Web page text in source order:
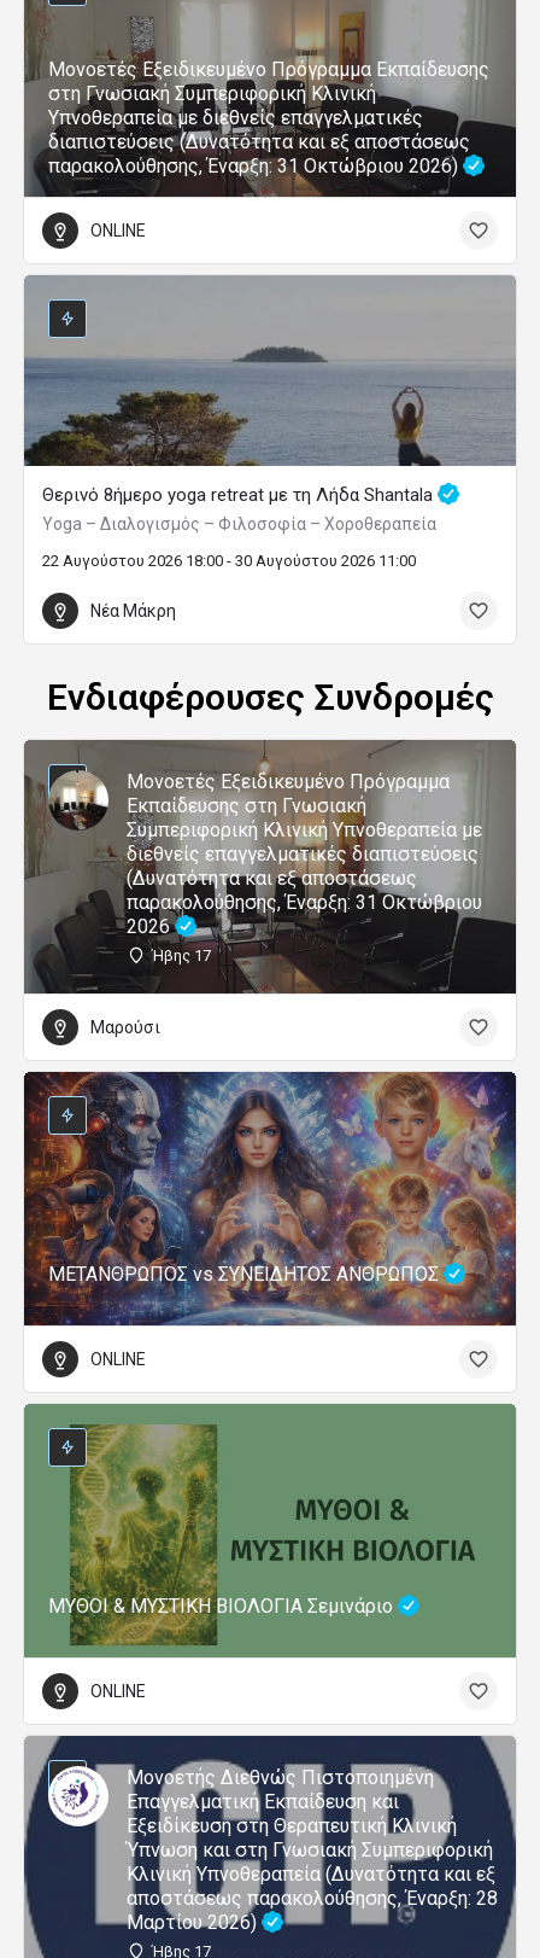
Μονοετές Εξειδικευμένο Πρόγραμμα Εκπαίδευσης
στη Γνωσιακή Συμπεριφορική Κλινική
Υπνοθεραπεία με διεθνείς επαγγελματικές
διαπιστεύσεις (Δυνατότητα και εξ αποστάσεως
παρακολούθησης, Έναρξη: 31 Οκτώβριου 2026)
ONLINE
Θερινό 8ήμερο yoga retreat με τη Λήδα Shantala
Yoga – Διαλογισμός – Φιλοσοφία – Χοροθεραπεία
22 Αυγούστου 2026 18:00 - 30 Αυγούστου 2026 11:00
Νέα Μάκρη
Ενδιαφέρουσες Συνδρομές
Μονοετές Εξειδικευμένο Πρόγραμμα
Εκπαίδευσης στη Γνωσιακή
Συμπεριφορική Κλινική Υπνοθεραπεία με
διεθνείς επαγγελματικές διαπιστεύσεις
(Δυνατότητα και εξ αποστάσεως
παρακολούθησης, Έναρξη: 31 Οκτώβριου
2026
Ήβης 17
Μαρούσι
ΜΕΤΑΝΘΡΩΠΟΣ vs ΣΥΝΕΙΔΗΤΟΣ ΑΝΘΡΩΠΟΣ
ONLINE
ΜΥΘΟΙ & ΜΥΣΤΙΚΗ ΒΙΟΛΟΓΙΑ Σεμινάριο
ONLINE
Μονοετής Διεθνώς Πιστοποιημένη
Επαγγελματική Εκπαίδευση και
Εξειδίκευση στη Θεραπευτική Κλινική
Ύπνωση και στη Γνωσιακή Συμπεριφορική
Κλινική Υπνοθεραπεία (Δυνατότητα και εξ
αποστάσεως παρακολούθησης, Έναρξη: 28
Μαρτίου 2026)
Ήβης 17